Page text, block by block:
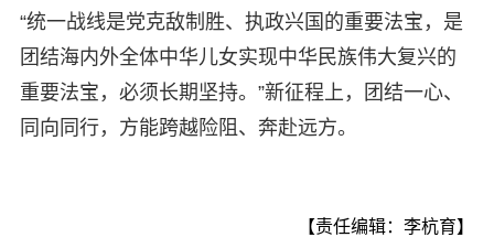
“统一战线是党克敌制胜、执政兴国的重要法宝，是
团结海内外全体中华儿女实现中华民族伟大复兴的
重要法宝，必须长期坚持。”新征程上，团结一心、
同向同行，方能跨越险阻、奔赴远方。
【责任编辑：李杭育】